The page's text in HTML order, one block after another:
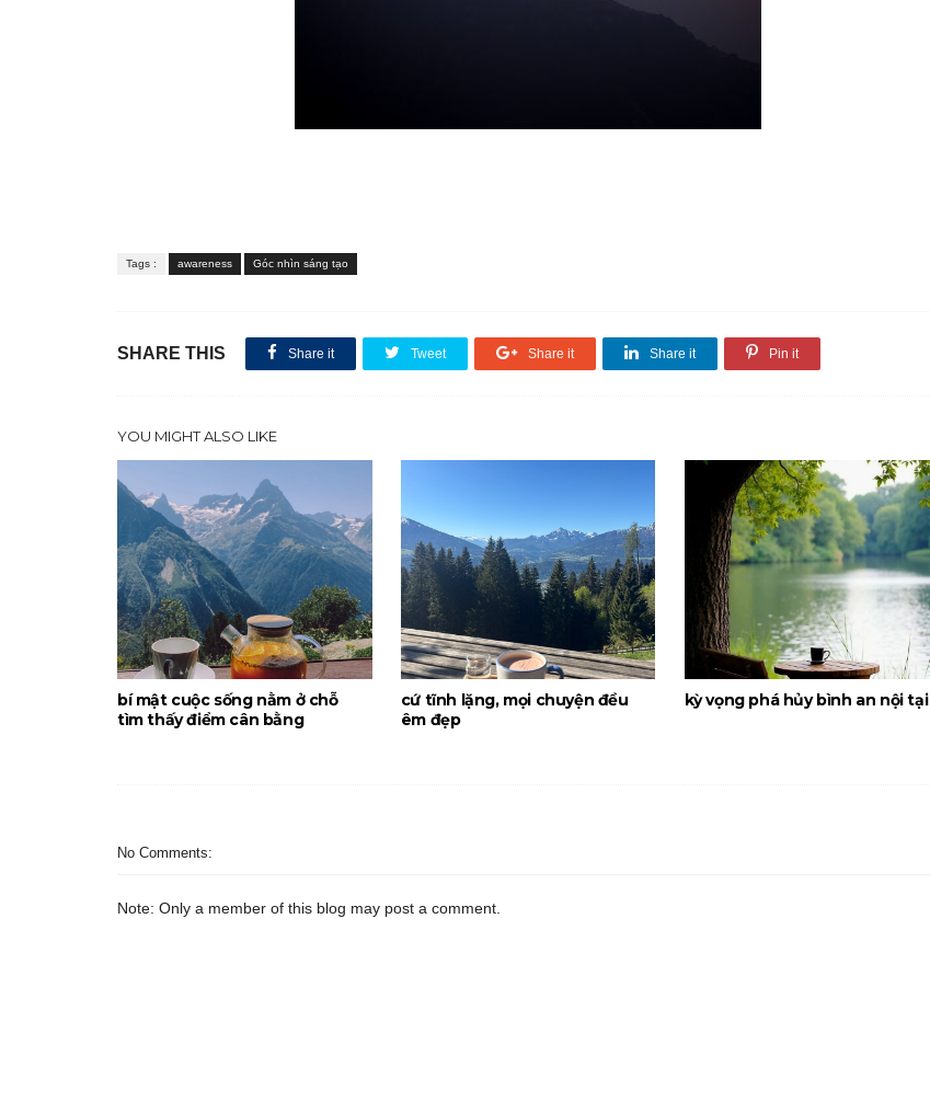
Tags : awareness Góc nhìn sáng tạo
SHARE THIS Share it Tweet Share it Share it Pin it
YOU MIGHT ALSO LIKE
bí mật cuộc sống nằm ở chỗ
tìm thấy điểm cân bằng
cứ tĩnh lặng, mọi chuyện đều
êm đẹp
kỳ vọng phá hủy bình an nội tại
No Comments:
Note: Only a member of this blog may post a comment.